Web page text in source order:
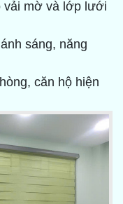
mờ và lớp lưới
sáng, năng
căn hộ hiện